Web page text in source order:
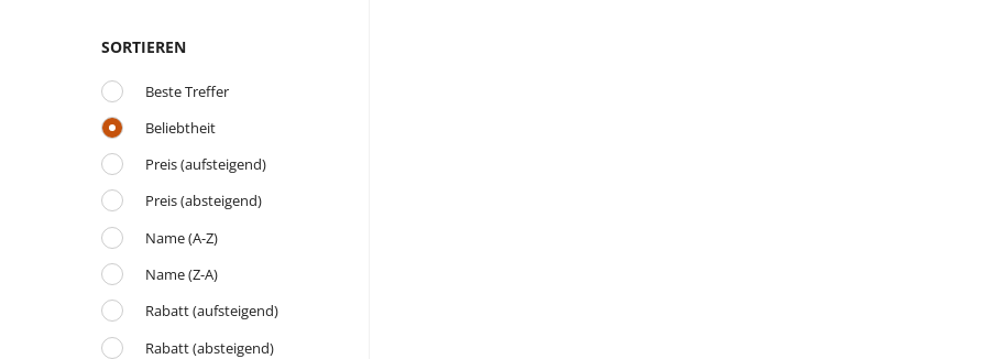
SORTIEREN
Beste Treffer
Beliebtheit
Preis (aufsteigend)
Preis (absteigend)
Name (A-Z)
Name (Z-A)
Rabatt (aufsteigend)
Rabatt (absteigend)